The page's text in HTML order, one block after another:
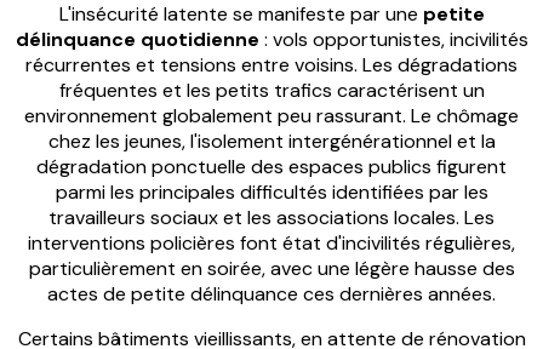
L'insécurité latente se manifeste par une petite
délinquance quotidienne : vols opportunistes, incivilités
récurrentes et tensions entre voisins. Les dégradations
fréquentes et les petits trafics caractérisent un
environnement globalement peu rassurant. Le chômage
chez les jeunes, l'isolement intergénérationnel et la
dégradation ponctuelle des espaces publics figurent
parmi les principales difficultés identifiées par les
travailleurs sociaux et les associations locales. Les
interventions policières font état d'incivilités régulières,
particulièrement en soirée, avec une légère hausse des
actes de petite délinquance ces dernières années.
Certains bâtiments vieillissants, en attente de rénovation